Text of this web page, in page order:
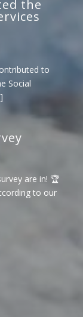
the
to
Social
are in! 🏆
to our